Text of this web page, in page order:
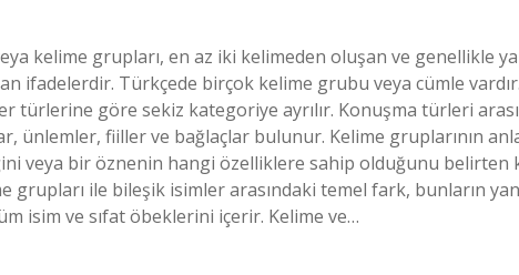
kelime grupları, en az iki kelimeden oluşan ve genellikle
ifadelerdir. Türkçede birçok kelime grubu veya cümle
türlerine göre sekiz kategoriye ayrılır. Konuşma türleri
ünlemler, fiiller ve bağlaçlar bulunur. Kelime gruplarının
veya bir öznenin hangi özelliklere sahip olduğunu belirten
grupları ile bileşik isimler arasındaki temel fark, bunların
isim ve sıfat öbeklerini içerir. Kelime ve…